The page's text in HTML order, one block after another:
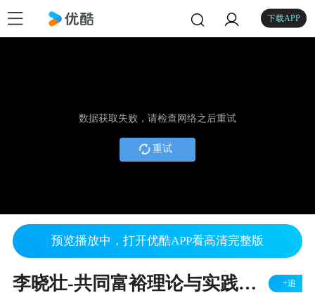
下载APP
数据获取失败，请检查网络之后重试
重试
预览播放中，打开优酷APP看高清完整版
李晓壮-共同富裕理论与实践（上） +追